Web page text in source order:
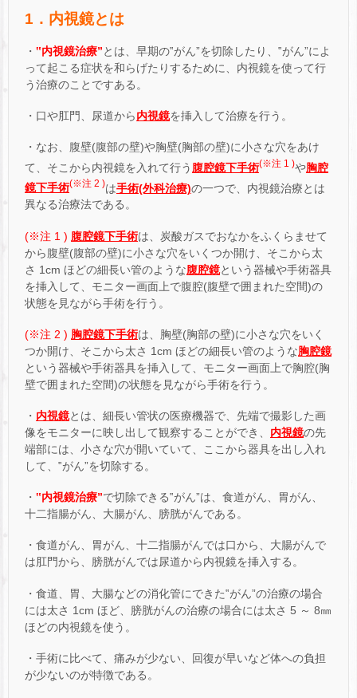
1．内視鏡とは
・ ‟内視鏡治療”とは、早期の‟がん”を切除したり、‟がん”によ
って起こる症状を和らげたりするために、内視鏡を使って行
う治療のことですある。
・口や肛門、尿道から内視鏡を挿入して治療を行う。
・なお、腹壁(腹部の壁)や胸壁(胸部の壁)に小さな穴をあけ
て、そこから内視鏡を入れて行う 腹腔鏡下手術(※注 1 )や胸腔
鏡下手術(※注 2 )は手術(外科治療)の一つで、内視鏡治療とは
異なる治療法である。
(※注 1 ) 腹腔鏡下手術は、炭酸ガスでおなかをふくらませて
から腹壁(腹部の壁)に小さな穴をいくつか開け、そこから太
さ 1cm ほどの細長い管のような腹腔鏡という器械や手術器具
を挿入して、モニター画面上で腹腔(腹壁で囲まれた空間)の
状態を見ながら手術を行う。
(※注 2 ) 胸腔鏡下手術は、胸壁(胸部の壁)に小さな穴をいく
つか開け、そこから太さ 1cm ほどの細長い管のような胸腔鏡
という器械や手術器具を挿入して、モニター画面上で胸腔(胸
壁で囲まれた空間)の状態を見ながら手術を行う。
・ 内視鏡とは、細長い管状の医療機器で、先端で撮影した画
像をモニターに映し出して観察することができ、 内視鏡の先
端部には、小さな穴が開いていて、ここから器具を出し入れ
して、‟がん”を切除する。
・ ‟内視鏡治療”で切除できる‟がん”は、食道がん、胃がん、
十二指腸がん、大腸がん、膀胱がんである。
・食道がん、胃がん、十二指腸がんでは口から、大腸がんで
は肛門から、膀胱がんでは尿道から内視鏡を挿入する。
・食道、胃、大腸などの消化管にできた‟がん”の治療の場合
には太さ 1cm ほど、膀胱がんの治療の場合には太さ 5 ～ 8㎜
ほどの内視鏡を使う。
・手術に比べて、痛みが少ない、回復が早いなど体への負担
が少ないのが特徴である。